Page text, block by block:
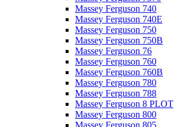
Massey Ferguson 740
Massey Ferguson 740E
Massey Ferguson 750
Massey Ferguson 750B
Massey Ferguson 76
Massey Ferguson 760
Massey Ferguson 760B
Massey Ferguson 780
Massey Ferguson 788
Massey Ferguson 8 PLOT
Massey Ferguson 800
Massey Ferguson 805